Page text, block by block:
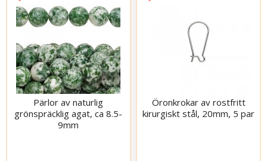
Pärlor av naturlig
grönspräcklig agat, ca 8.5-
9mm
Öronkrokar av rostfritt
kirurgiskt stål, 20mm, 5 par